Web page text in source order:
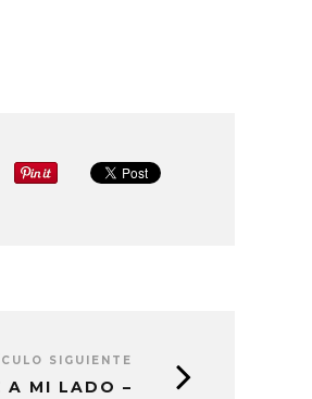
SIGUIENTE
A MI LADO –